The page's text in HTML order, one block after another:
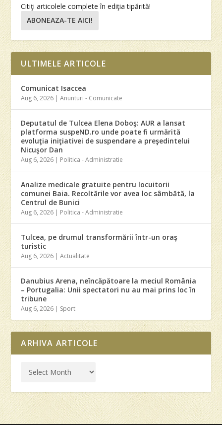
Citiţi articolele complete în ediţia tipărită!
ABONEAZA-TE AICI!
ULTIMELE ARTICOLE
Comunicat Isaccea
Aug 6, 2026 |Anunturi - Comunicate
Deputatul de Tulcea Elena Doboş: AUR a lansat
platforma suspeND.ro unde poate fi urmărită
evoluţia iniţiativei de suspendare a preşedintelui
Nicuşor Dan
Aug 6, 2026 | Politica - Administratie
Analize medicale gratuite pentru locuitorii
comunei Baia. Recoltările vor avea loc sâmbătă, la
Centrul de Bunici
Aug 6, 2026 | Politica - Administratie
Tulcea, pe drumul transformării într-un oraş
turistic
Aug 6, 2026 |Actualitate
Danubius Arena, neîncăpătoare la meciul România
– Portugalia: Unii spectatori nu au mai prins loc în
tribune
Aug 6, 2026 | Sport
ARHIVA ARTICOLE